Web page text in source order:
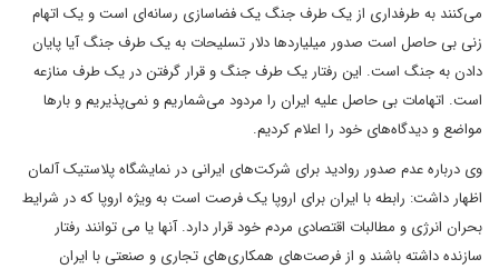
می‌کنند به طرفداری از یک طرف جنگ یک فضاسازی رسانه‌ای است و یک اتهام
زنی بی حاصل است صدور میلیاردها دلار تسلیحات به یک طرف جنگ آیا پایان
دادن به جنگ است. این رفتار یک طرف جنگ و قرار گرفتن در یک طرف منازعه
است. اتهامات بی حاصل علیه ایران را مردود می‌شماریم و نمی‌پذیریم و بارها
مواضع و دیدگاه‌های خود را اعلام کردیم.
وی درباره عدم صدور روادید برای شرکت‌های ایرانی در نمایشگاه پلاستیک آلمان
اظهار داشت: رابطه با ایران برای اروپا یک فرصت است به ویژه اروپا که در شرایط
بحران انرژی و مطالبات اقتصادی مردم خود قرار دارد. آنها یا می توانند رفتار
سازنده داشته باشند و از فرصت‌های همکاری‌های تجاری و صنعتی با ایران